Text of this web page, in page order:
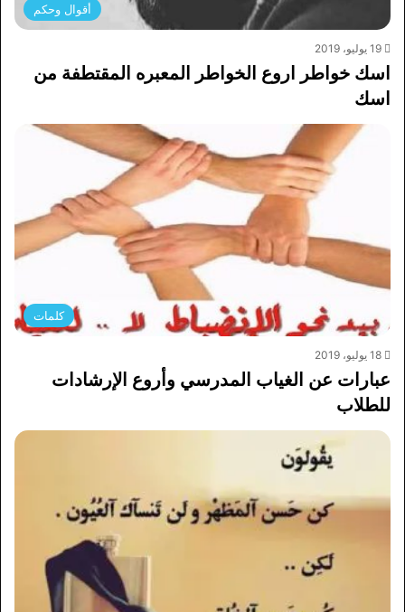
أقوال وحكم
19 يوليو، 2019
اسك خواطر اروع الخواطر المعبره المقتطفة من
اسك
كلمات
18 يوليو، 2019
عبارات عن الغياب المدرسي وأروع الإرشادات
للطلاب